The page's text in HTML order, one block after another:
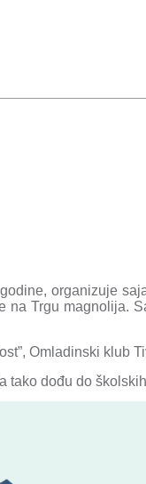
organizuje
Trgu magnolija.
Omladinski klub
tako dođu do